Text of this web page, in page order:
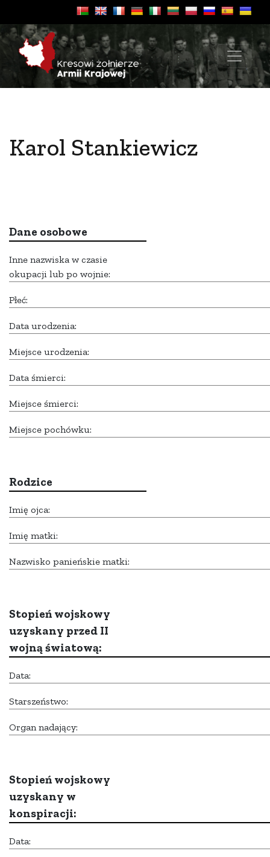
Karol Stankiewicz
Dane osobowe
Inne nazwiska w czasie
okupacji lub po wojnie:
Płeć:
Data urodzenia:
Miejsce urodzenia:
Data śmierci:
Miejsce śmierci:
Miejsce pochówku:
Rodzice
Imię ojca:
Imię matki:
Nazwisko panieńskie matki:
Stopień wojskowy
uzyskany przed II
wojną światową:
Data:
Starszeństwo:
Organ nadający:
Stopień wojskowy
uzyskany w
konspiracji:
Data: